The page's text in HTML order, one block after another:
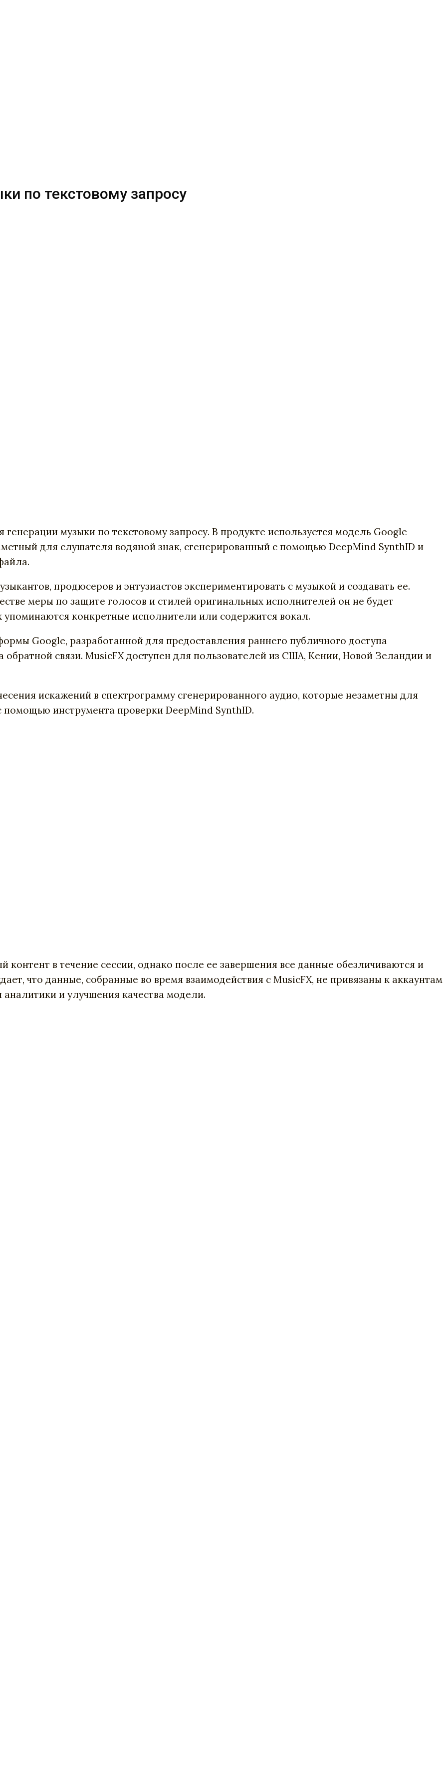
по текстовому запросу
музыки по текстовому запросу. В продукте используется модель Google
для слушателя водяной знак, сгенерированный с помощью DeepMind SynthID и
продюсеров и энтузиастов экспериментировать с музыкой и создавать ее.
меры по защите голосов и стилей оригинальных исполнителей он не будет
упоминаются конкретные исполнители или содержится вокал.
Google, разработанной для предоставления раннего публичного доступа
обратной связи. MusicFX доступен для пользователей из США, Кении, Новой Зеландии и
искажений в спектрограмму сгенерированного аудио, которые незаметны для
помощью инструмента проверки DeepMind SynthID.
контент в течение сессии, однако после ее завершения все данные обезличиваются и
что данные, собранные во время взаимодействия с MusicFX, не привязаны к аккаунтам
и улучшения качества модели.